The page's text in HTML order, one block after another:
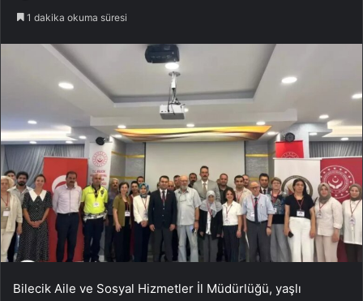
1 dakika okuma süresi
Bilecik Aile ve Sosyal Hizmetler İl Müdürlüğü, yaşlı